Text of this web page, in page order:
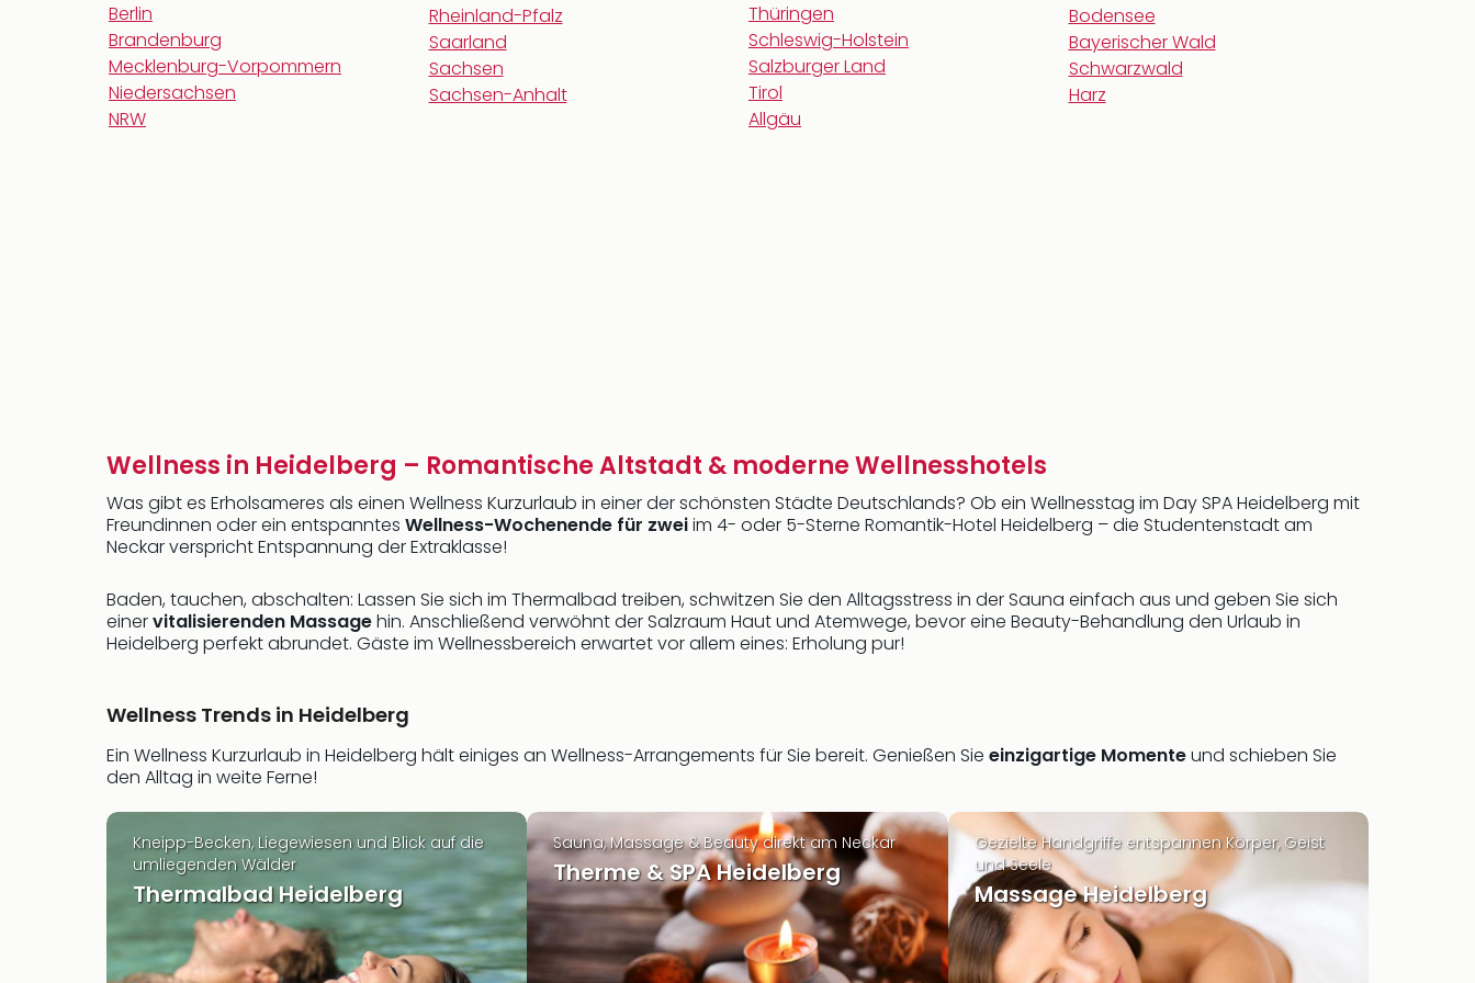
Berlin
Brandenburg
Mecklenburg-Vorpommern
Niedersachsen
NRW
Rheinland-Pfalz
Saarland
Sachsen
Sachsen-Anhalt
Thüringen
Schleswig-Holstein
Salzburger Land
Tirol
Allgäu
Bodensee
Bayerischer Wald
Schwarzwald
Harz
Wellness in Heidelberg – Romantische Altstadt & moderne Wellnesshotels
Was gibt es Erholsameres als einen Wellness Kurzurlaub in einer der schönsten Städte Deutschlands? Ob ein Wellnesstag im Day SPA Heidelberg mit
Freundinnen oder ein entspanntes Wellness-Wochenende für zweiim 4- oder 5-Sterne Romantik-Hotel Heidelberg – die Studentenstadt am
Neckar verspricht Entspannung der Extraklasse!
Baden, tauchen, abschalten: Lassen Sie sich im Thermalbad treiben, schwitzen Sie den Alltagsstress in der Sauna einfach aus und geben Sie sich
einervitalisierenden Massagehin. Anschließend verwöhnt der Salzraum Haut und Atemwege, bevor eine Beauty-Behandlung den Urlaub in
Heidelberg perfekt abrundet. Gäste im Wellnessbereich erwartet vor allem eines: Erholung pur!
Wellness Trends in Heidelberg
Ein Wellness Kurzurlaub in Heidelberg hält einiges an Wellness-Arrangements für Sie bereit. Genießen Sie einzigartige Momenteund schieben Sie
den Alltag in weite Ferne!
Kneipp-Becken, Liegewiesen und Blick auf die
umliegenden Wälder
Thermalbad Heidelberg
Sauna, Massage & Beauty direkt am Neckar
Therme & SPA Heidelberg
Gezielte Handgriffe entspannen Körper, Geist
und Seele
Massage Heidelberg